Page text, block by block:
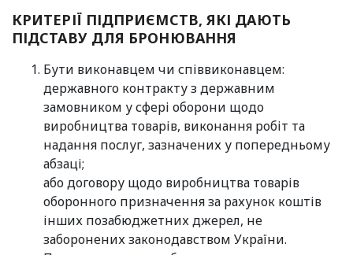
КРИТЕРІЇ ПІДПРИЄМСТВ, ЯКІ ДАЮТЬ
ПІДСТАВУ ДЛЯ БРОНЮВАННЯ
Бути виконавцем чи співвиконавцем:
державного контракту з державним
замовником у сфері оборони щодо
виробництва товарів, виконання робіт та
надання послуг, зазначених у попередньому
абзаці;
або договору щодо виробництва товарів
оборонного призначення за рахунок коштів
інших позабюджетних джерел, не
заборонених законодавством України.